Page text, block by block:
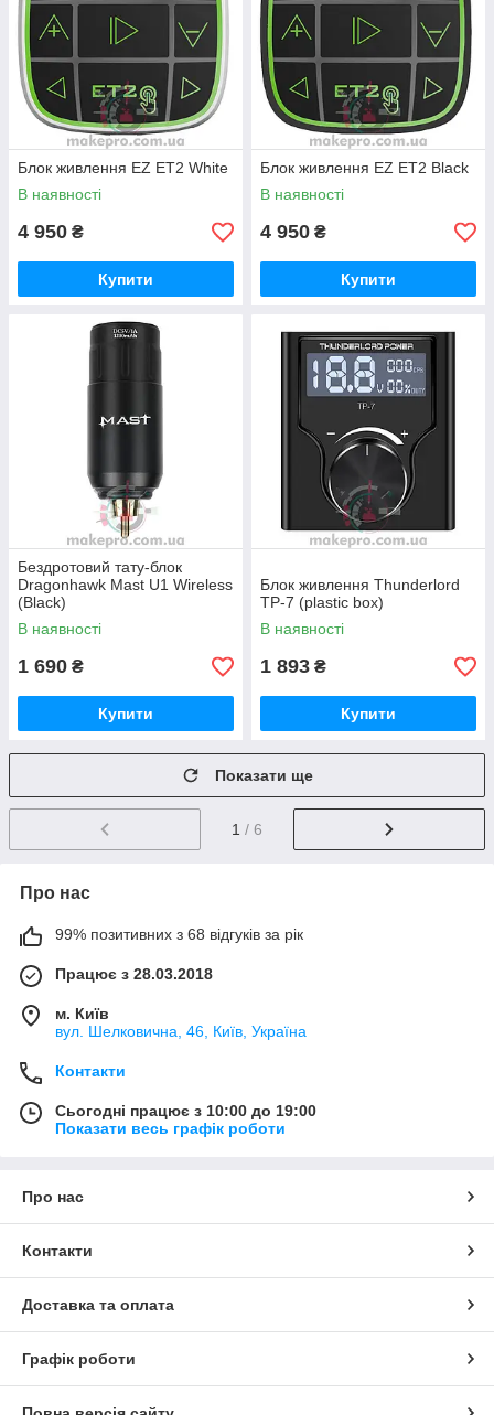
Блок живлення EZ ET2 White
В наявності
4 950 ₴
Купити
Блок живлення EZ ET2 Black
В наявності
4 950 ₴
Купити
Бездротовий тату-блок
Dragonhawk Mast U1 Wireless
(Black)
В наявності
1 690 ₴
Купити
Блок живлення Thunderlord
TP-7 (plastic box)
В наявності
1 893 ₴
Купити
Показати ще
1 / 6
Про нас
99% позитивних з 68 відгуків за рік
Працює з 28.03.2018
м. Київ
вул. Шелковична, 46, Київ, Україна
Контакти
Сьогодні працює з 10:00 до 19:00
Показати весь графік роботи
Про нас
Контакти
Доставка та оплата
Графік роботи